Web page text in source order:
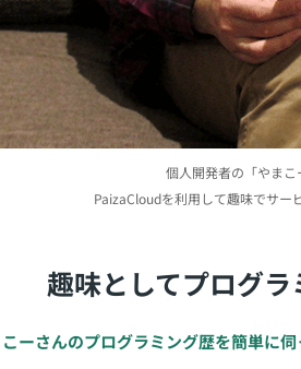
個人開発者の「やまこ
PaizaCloudを利用して趣味でサー
趣味としてプログ
さんのプログラミング歴を簡単に伺